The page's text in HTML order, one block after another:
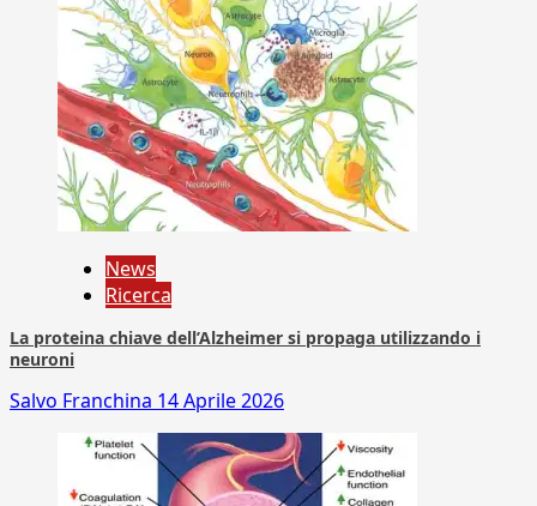
News
Ricerca
La proteina chiave dell’Alzheimer si propaga utilizzando i
neuroni
Salvo Franchina 14 Aprile 2026